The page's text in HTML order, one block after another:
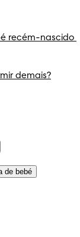
recém-nascido
demais?
de bebé